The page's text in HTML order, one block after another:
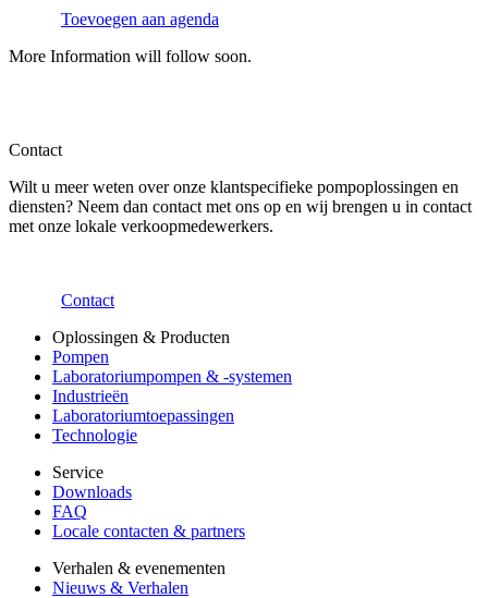
Toevoegen aan agenda
More Information will follow soon.
Contact
Wilt u meer weten over onze klantspecifieke pompoplossingen en
diensten? Neem dan contact met ons op en wij brengen u in contact
met onze lokale verkoopmedewerkers.
Contact
Oplossingen & Producten
Pompen
Laboratoriumpompen & -systemen
Industrieën
Laboratoriumtoepassingen
Technologie
Service
Downloads
FAQ
Locale contacten & partners
Verhalen & evenementen
Nieuws & Verhalen